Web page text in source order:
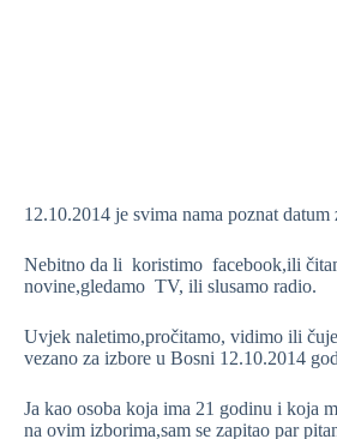
12.10.2014 je svima nama poznat datum
Nebitno da li koristimo facebook,ili
novine,gledamo TV, ili slusamo radio.
Uvjek naletimo,pročitamo, vidimo ili
vezano za izbore u Bosni 12.10.2014
Ja kao osoba koja ima 21 godinu i koja
na ovim izborima,sam se zapitao par